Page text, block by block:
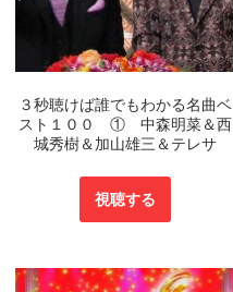
３秒聴けば誰でもわかる名曲ベ
スト１００ ① 中森明菜＆西
城秀樹＆加山雄三＆テレサ
視聴する